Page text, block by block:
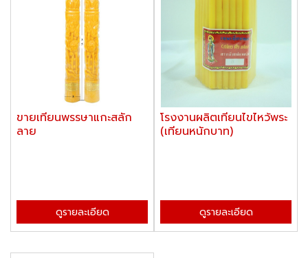
ขายเทียนพรรษาแกะสลัก
ลาย
ดูรายละเอียด
โรงงานผลิตเทียนไขไหว้พระ
(เทียนหนักบาท)
ดูรายละเอียด